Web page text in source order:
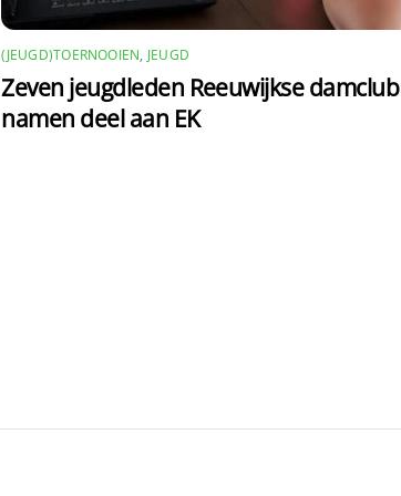
(JEUGD)TOERNOOIEN, JEUGD
Zeven jeugdleden Reeuwijkse damclub
namen deel aan EK